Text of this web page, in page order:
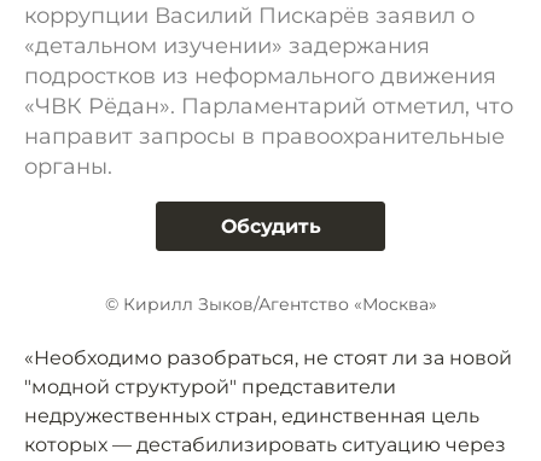
коррупции Василий Пискарёв заявил о
«детальном изучении» задержания
подростков из неформального движения
«ЧВК Рёдан». Парламентарий отметил, что
направит запросы в правоохранительные
органы.
Обсудить
© Кирилл Зыков/Агентство «Москва»
«Необходимо разобраться, не стоят ли за новой
"модной структурой" представители
недружественных стран, единственная цель
которых — дестабилизировать ситуацию через